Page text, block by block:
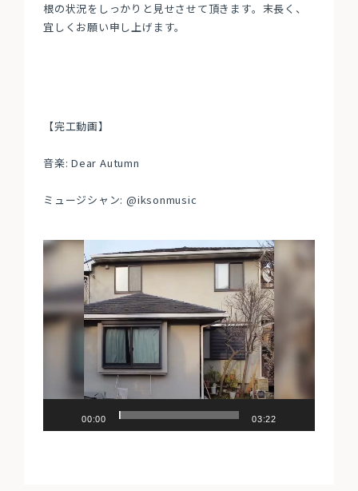
根の状況をしっかりと見せさせて頂きます。末長く、
宜しくお願い申し上げます。
【完工動画】
音楽: Dear Autumn
ミュージシャン: @iksonmusic
動
プ
レ
ー
00:00 03:22